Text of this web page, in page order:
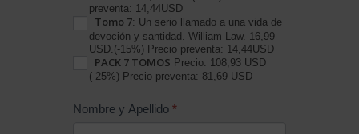
preventa: 14,44USD
Tomo 7: Un serio llamado a una vida de
devoción y santidad. William Law. 16,99
USD.(-15%) Precio preventa: 14,44USD
PACK 7 TOMOS Precio: 108,93 USD
(-25%) Precio preventa: 81,69 USD
Nombre y Apellido *